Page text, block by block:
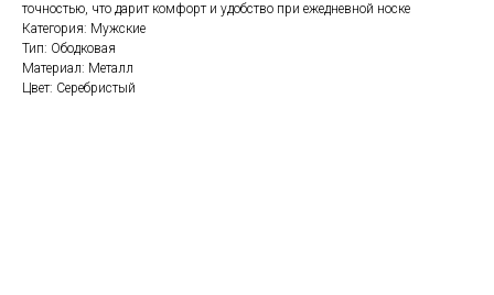
точностью, что дарит комфорт и удобство при ежедневной носке
Категория: Мужские
Тип: Ободковая
Материал: Металл
Цвет: Серебристый